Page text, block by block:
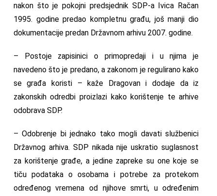
nakon što je pokojni predsjednik SDP-a Ivica Račan
1995. godine predao kompletnu građu, još manji dio
dokumentacije predan Državnom arhivu 2007. godine.
– Postoje zapisinici o primopredaji i u njima je
navedeno što je predano, a zakonom je regulirano kako
se građa koristi – kaže Dragovan i dodaje da iz
zakonskih odredbi proizlazi kako korištenje te arhive
odobrava SDP.
– Odobrenje bi jednako tako mogli davati službenici
Državnog arhiva. SDP nikada nije uskratio suglasnost
za korištenje građe, a jedine zapreke su one koje se
tiču podataka o osobama i potrebe za protekom
određenog vremena od njihove smrti, u određenim